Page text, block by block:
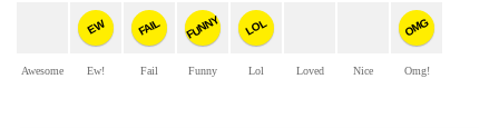
Awesome
EW
Ew!
FAIL
Fail
FUNNY
Funny
LOL
Lol Loved Nice
OMG
Omg!